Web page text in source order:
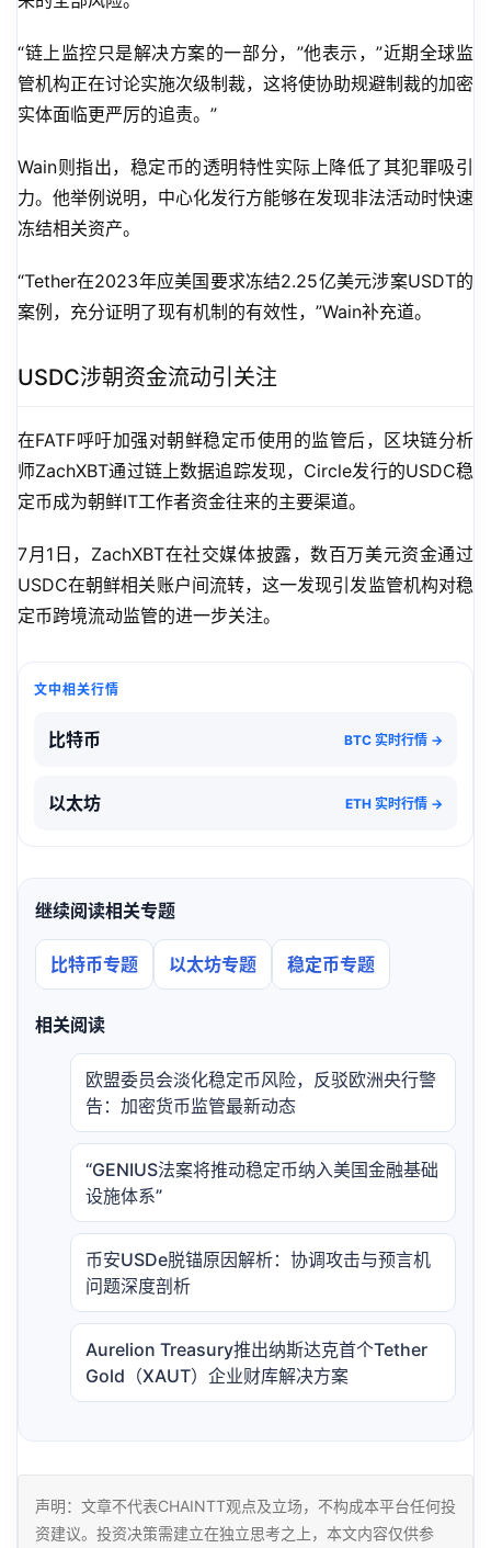
“链上监控只是解决方案的一部分，”他表示，”近期全球监
管机构正在讨论实施次级制裁，这将使协助规避制裁的加密
实体面临更严厉的追责。”
Wain则指出，稳定币的透明特性实际上降低了其犯罪吸引
力。他举例说明，中心化发行方能够在发现非法活动时快速
冻结相关资产。
“Tether在2023年应美国要求冻结2.25亿美元涉案USDT的
案例，充分证明了现有机制的有效性，”Wain补充道。
USDC涉朝资金流动引关注
在FATF呼吁加强对朝鲜稳定币使用的监管后，区块链分析
师ZachXBT通过链上数据追踪发现，Circle发行的USDC稳
定币成为朝鲜IT工作者资金往来的主要渠道。
7月1日，ZachXBT在社交媒体披露，数百万美元资金通过
USDC在朝鲜相关账户间流转，这一发现引发监管机构对稳
定币跨境流动监管的进一步关注。
文中相关行情
比特币 BTC 实时行情 →
以太坊 ETH 实时行情 →
继续阅读相关专题
比特币专题 以太坊专题 稳定币专题
相关阅读
欧盟委员会淡化稳定币风险，反驳欧洲央行警
告：加密货币监管最新动态
“GENIUS法案将推动稳定币纳入美国金融基础
设施体系”
币安USDe脱锚原因解析：协调攻击与预言机
问题深度剖析
Aurelion Treasury推出纳斯达克首个Tether
Gold（XAUT）企业财库解决方案
声明：文章不代表CHAINTT观点及立场，不构成本平台任何投
资建议。投资决策需建立在独立思考之上，本文内容仅供参